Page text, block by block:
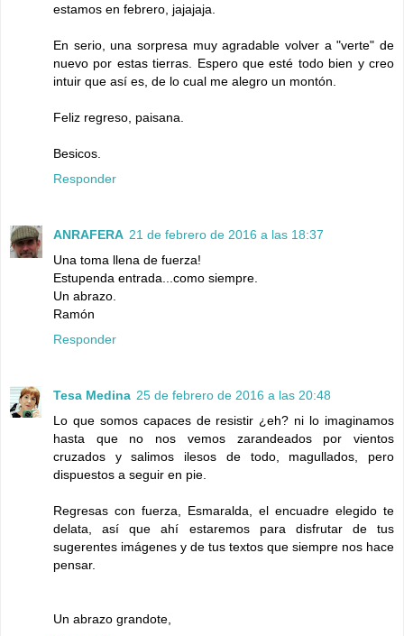
estamos en febrero, jajajaja.
En serio, una sorpresa muy agradable volver a "verte" de
nuevo por estas tierras. Espero que esté todo bien y creo
intuir que así es, de lo cual me alegro un montón.
Feliz regreso, paisana.
Besicos.
Responder
ANRAFERA 21 de febrero de 2016 a las 18:37
Una toma llena de fuerza!
Estupenda entrada...como siempre.
Un abrazo.
Ramón
Responder
Tesa Medina 25 de febrero de 2016 a las 20:48
Lo que somos capaces de resistir ¿eh? ni lo imaginamos
hasta que no nos vemos zarandeados por vientos
cruzados y salimos ilesos de todo, magullados, pero
dispuestos a seguir en pie.
Regresas con fuerza, Esmaralda, el encuadre elegido te
delata, así que ahí estaremos para disfrutar de tus
sugerentes imágenes y de tus textos que siempre nos hace
pensar.
Un abrazo grandote,